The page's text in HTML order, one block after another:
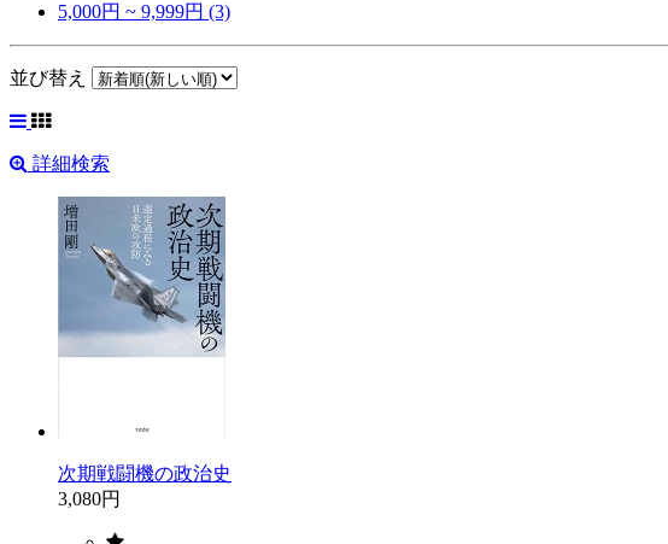
5,000円 ~ 9,999円 (3)
並び替え
詳細検索
次期戦闘機の政治史
3,080円